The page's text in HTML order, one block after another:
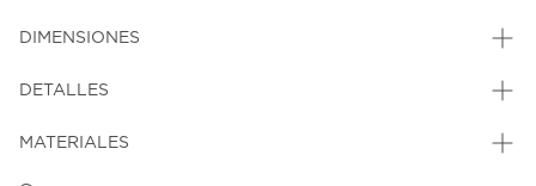
DIMENSIONES
DETALLES
MATERIALES